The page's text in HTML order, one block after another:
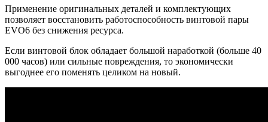
Применение оригинальных деталей и комплектующих
позволяет восстановить работоспособность винтовой пары
EVO6 без снижения ресурса.
Если винтовой блок обладает большой наработкой (больше 40
000 часов) или сильные повреждения, то экономически
выгоднее его поменять целиком на новый.